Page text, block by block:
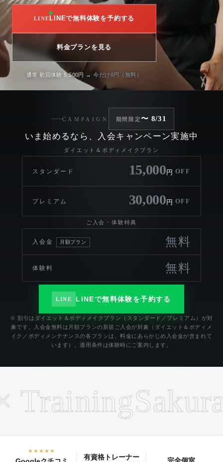
LINEで無料体験を予約する
料金プランを見る
通常 初回体験 5,500円 →今だけ0円（無料）
CAMPAIGN 期間限定〜 8/31
いま始めるなら、入会キャンペーン実施中
ダイエット＆ボディメイクプラン
スタンダード 15,000 円 OFF
プレミアム 30,000 円 OFF
ご入会・体験特典
入会金 月額プラン 無料
体験料 無料
LINE LINEで無料体験を予約する
※ 割引はダイエット＆ボディメイクプラン（スタンダード／プレミアム）が対
象です。入会金無料は月額プランの新規ご入会が対象（ダイエット＆ボディメ
イク／ボディメンテナンスの各プランは、料金にあらかじめ入会金が含まれて
います）。適用条件は体験時にご案内します。
★★★★★
有資格トレーナー 完全個室